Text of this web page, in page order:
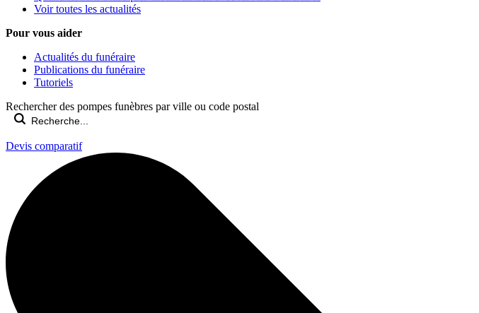
Voir toutes les actualités
Pour vous aider
Actualités du funéraire
Publications du funéraire
Tutoriels
Rechercher des pompes funèbres par ville ou code postal
Devis comparatif